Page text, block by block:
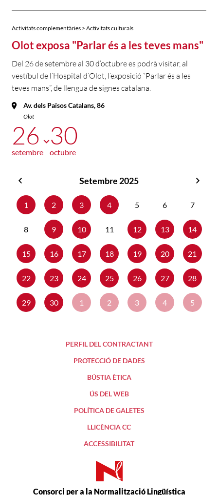
Activitats complementàries > Activitats culturals
Olot exposa "Parlar és a les teves mans"
Del 26 de setembre al 30 d’octubre es podrà visitar, al
vestíbul de l’Hospital d’Olot, l’exposició “Parlar és a les
teves mans”, de llengua de signes catalana.
Av. dels Països Catalans, 86
Olot
26
setembre
30
octubre
2025
Setembre 2025
1
2 3 4 5 6 7
8 9 10 11 12 13 14
15 16 17 18 19 20 21
22 23 24 25 26 27 28
29 30 1 2 3 4 5
PERFIL DEL CONTRACTANT
PROTECCIÓ DE DADES
BÚSTIA ÈTICA
ÚS DEL WEB
POLÍTICA DE GALETES
LLICÈNCIA CC
ACCESSIBILITAT
Consorci per a la Normalització Lingüística